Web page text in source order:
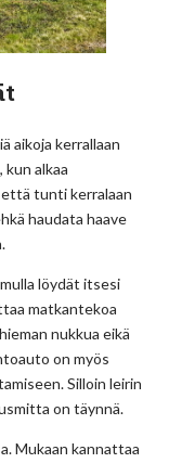
aikoja kerrallaan
alkaa
tunti kerralaan
haudata haave
löydät itsesi
matkantekoa
nukkua eikä
on myös
Silloin leirin
on täynnä.
Mukaan kannattaa